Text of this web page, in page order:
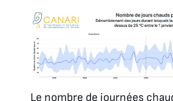
Le nombre de journées